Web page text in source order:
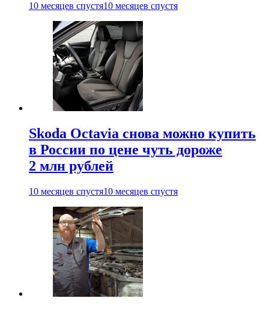
10 месяцев спустя10 месяцев спустя
Skoda Octavia снова можно купить
в России по цене чуть дороже
2 млн рублей
10 месяцев спустя10 месяцев спустя